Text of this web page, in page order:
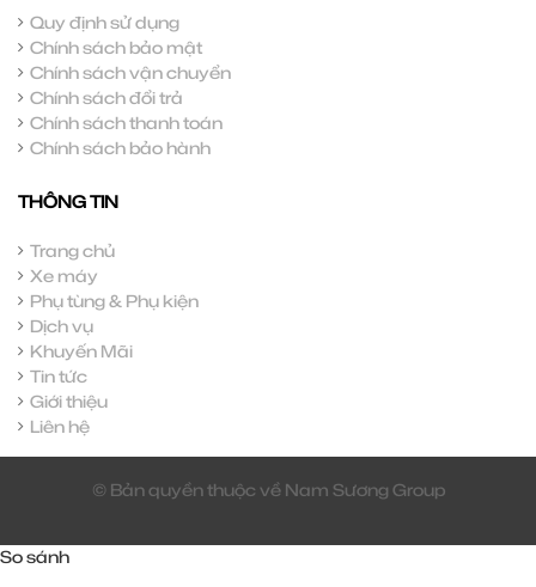
Quy định sử dụng
Chính sách bảo mật
Chính sách vận chuyển
Chính sách đổi trả
Chính sách thanh toán
Chính sách bảo hành
THÔNG TIN
Trang chủ
Xe máy
Phụ tùng & Phụ kiện
Dịch vụ
Khuyến Mãi
Tin tức
Giới thiệu
Liên hệ
© Bản quyền thuộc về Nam Sương Group
So sánh